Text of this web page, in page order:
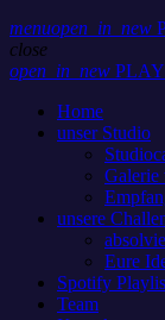
menuopen_in_new
close
open_in_new
Home
unser Studio
Galerie
unsere
Eure
Spotify
Team